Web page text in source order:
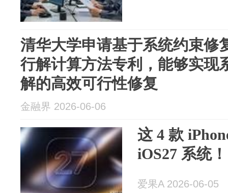
清华大学申请基于系统约束修
行解计算方法专利，能够实现
解的高效可行性修复
金融界 2026-06-06
这 4 款
iOS27 系统！
爱果A 2026-06-05